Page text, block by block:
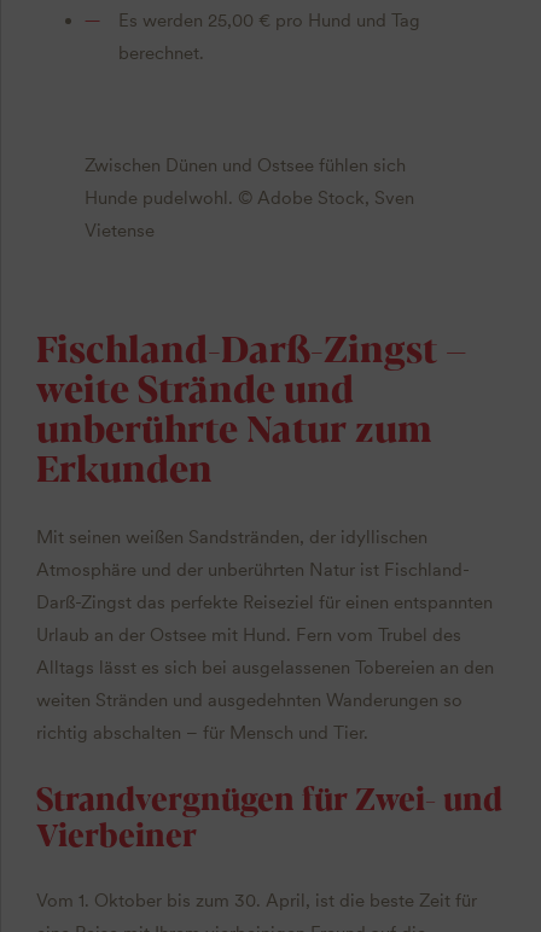
Es werden 25,00 € pro Hund und Tag
berechnet.
Zwischen Dünen und Ostsee fühlen sich
Hunde pudelwohl. © Adobe Stock, Sven
Vietense
Fischland-Darß-Zingst –
weite Strände und
unberührte Natur zum
Erkunden
Mit seinen weißen Sandstränden, der idyllischen
Atmosphäre und der unberührten Natur ist Fischland-
Darß-Zingst das perfekte Reiseziel für einen entspannten
Urlaub an der Ostsee mit Hund. Fern vom Trubel des
Alltags lässt es sich bei ausgelassenen Tobereien an den
weiten Stränden und ausgedehnten Wanderungen so
richtig abschalten – für Mensch und Tier.
Strandvergnügen für Zwei- und
Vierbeiner
Vom 1. Oktober bis zum 30. April, ist die beste Zeit für